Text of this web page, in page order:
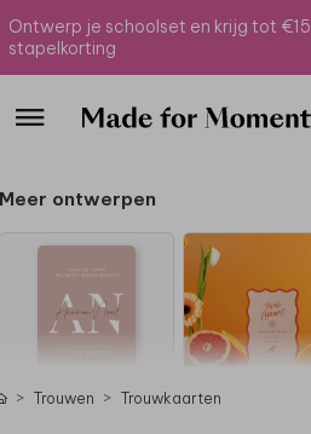
Ontwerp je schoolset en krijg tot €15
stapelkorting
Meer ontwerpen
Trouwen Trouwkaarten